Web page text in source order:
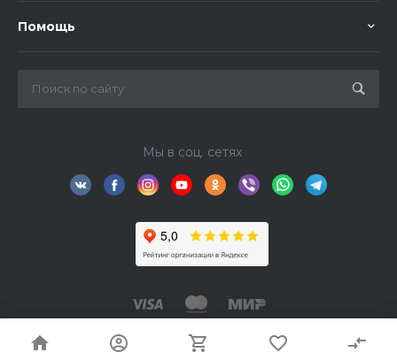
Помощь
Мы в соц. сетях
© 2026 TourFishka, Все права защищены